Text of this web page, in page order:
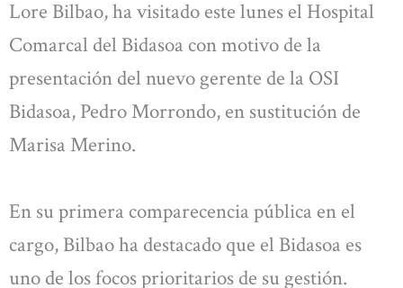
Lore Bilbao, ha visitado este lunes el Hospital
Comarcal del Bidasoa con motivo de la
presentación del nuevo gerente de la OSI
Bidasoa, Pedro Morrondo, en sustitución de
Marisa Merino.
En su primera comparecencia pública en el
cargo, Bilbao ha destacado que el Bidasoa es
uno de los focos prioritarios de su gestión.